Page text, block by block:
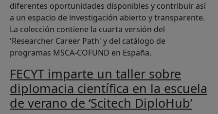
diferentes oportunidades disponibles y contribuir así
a un espacio de investigación abierto y transparente.
La colección contiene la cuarta versión del
'Researcher Career Path' y del catálogo de
programas MSCA-COFUND en España.
FECYT imparte un taller sobre
diplomacia científica en la escuela
de verano de ‘Scitech DiploHub’